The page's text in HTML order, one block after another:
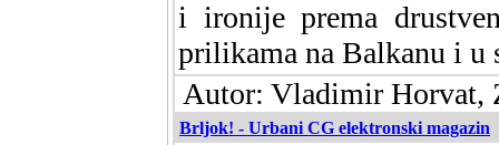
i ironije prema
prilikama na Balkanu i u
Autor: Vladimir Horvat,
Brljok! - Urbani CG elektronski magazin